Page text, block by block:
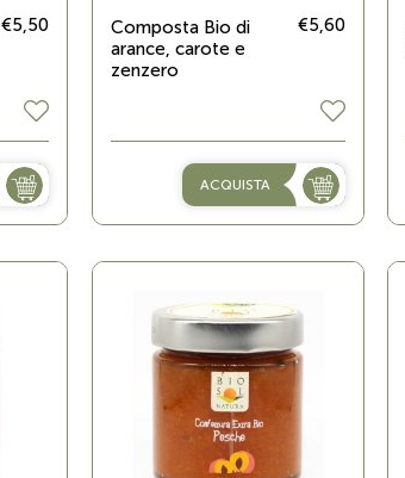
€5,50
Composta Bio di
arance, carote e
zenzero
€5,60
ACQUISTA